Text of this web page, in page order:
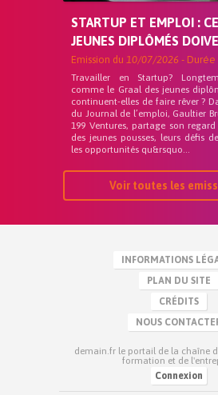
STARTUP ET EMPLOI :
JEUNES DIPLÔMÉS
Emission du 10/07/2026 - Durée
Travailler en Startup?
comme le Graal des jeunes
continuent-elles de faire rêver ?
du Journal de l’emploi, Gaultier
199 Ventures, partage son
des jeunes pousses, leurs défis
les opportunités qu&rsquo...
Voir toutes les
INFORMATIONS
PLAN DU SITE
CRÉDITS
NOUS
demain.fr le portail de la chaîne
formation et de
Connexion